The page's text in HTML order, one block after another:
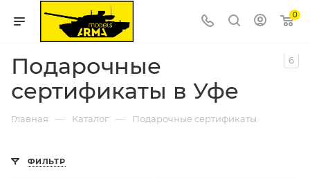
0
Подарочные
сертификаты в Уфе
6
Главная — Каталог — Подарочные сертификаты
ФИЛЬТР